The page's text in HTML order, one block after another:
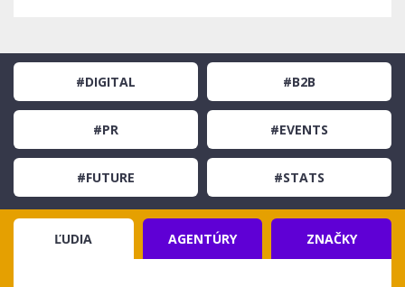
#DIGITAL #B2B
#PR #EVENTS
#FUTURE #STATS
ĽUDIA AGENTÚRY ZNAČKY